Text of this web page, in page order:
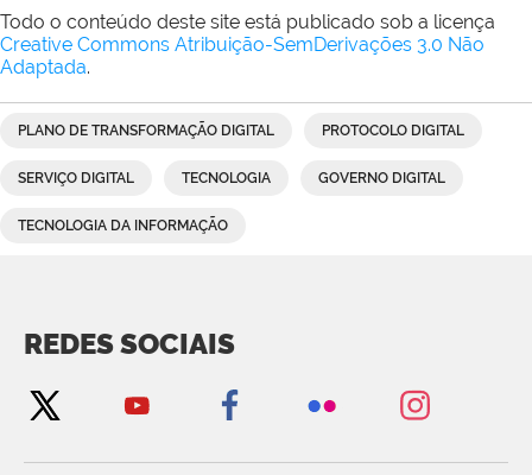
Todo o conteúdo deste site está publicado sob a licença
Creative Commons Atribuição-SemDerivações 3.0 Não
Adaptada.
PLANO DE TRANSFORMAÇÃO DIGITAL PROTOCOLO DIGITAL
SERVIÇO DIGITAL TECNOLOGIA GOVERNO DIGITAL
TECNOLOGIA DA INFORMAÇÃO
REDES SOCIAIS